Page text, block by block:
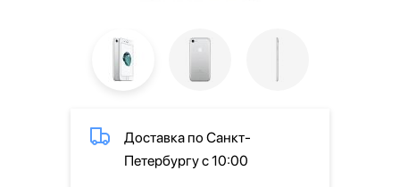
Доставка по Санкт-
Петербургу с 10:00